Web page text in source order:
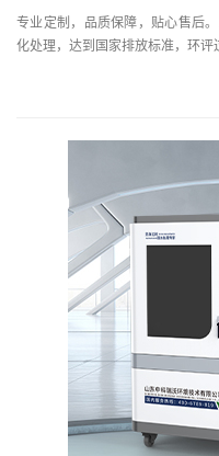
专业定制，品质保障，贴心售后
化处理，达到国家排放标准，环评